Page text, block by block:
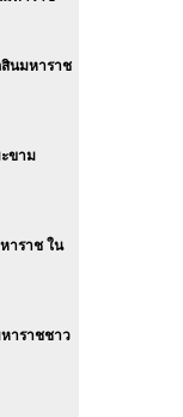
นมหาราช
ขาม
าราช ใน
าราชชาว